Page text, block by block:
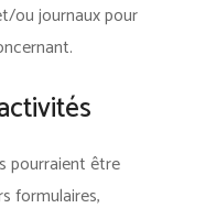
ou journaux pour
pourraient être
formulaires,